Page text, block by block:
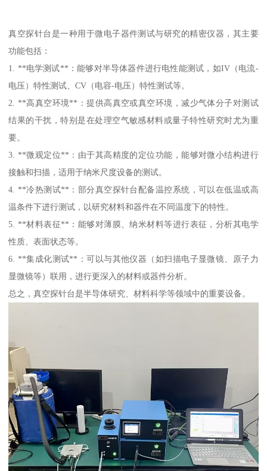
真空探针台是一种用于微电子器件测试与研究的精密仪器，其主要
功能包括：
1. **电学测试**：能够对半导体器件进行电性能测试，如IV（电流-
电压）特性测试、CV（电容-电压）特性测试等。
2. **高真空环境**：提供高真空或真空环境，减少气体分子对测试
结果的干扰，特别是在处理空气敏感材料或量子特性研究时尤为重
要。
3. **微观定位**：由于其高精度的定位功能，能够对微小结构进行
接触和扫描，适用于纳米尺度设备的测试。
4. **冷热测试**：部分真空探针台配备温控系统，可以在低温或高
温条件下进行测试，以研究材料和器件在不同温度下的特性。
5. **材料表征**：能够对薄膜、纳米材料等进行表征，分析其电学
性质、表面状态等。
6. **集成化测试**：可以与其他仪器（如扫描电子显微镜、原子力
显微镜等）联用，进行更深入的材料或器件分析。
总之，真空探针台是半导体研究、材料科学等领域中的重要设备。